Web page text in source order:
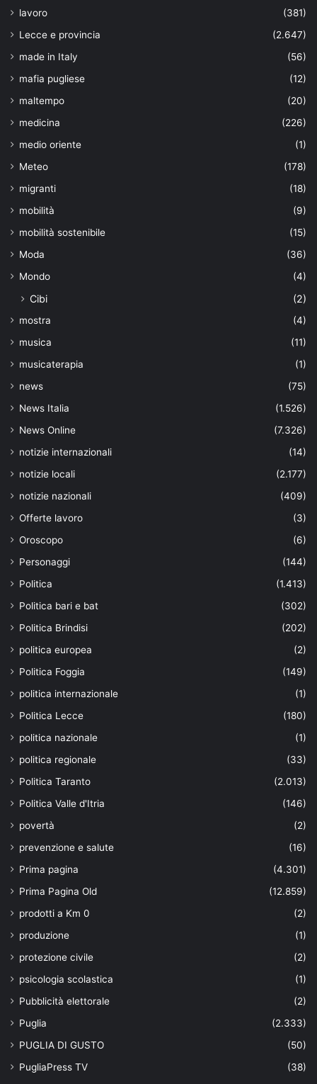
lavoro
(381)
Lecce e provincia
(2.647)
made in Italy
(56)
mafia pugliese
(12)
maltempo
(20)
medicina
(226)
medio oriente
(1)
Meteo
(178)
migranti
(18)
mobilità
(9)
mobilità sostenibile
(15)
Moda
(36)
Mondo
(4)
Cibi (2)
mostra
(4)
musica
(11)
musicaterapia
(1)
news
(75)
News Italia
(1.526)
News Online
(7.326)
notizie internazionali
(14)
notizie locali
(2.177)
notizie nazionali
(409)
Offerte lavoro
(3)
Oroscopo
(6)
Personaggi
(144)
Politica
(1.413)
Politica bari e bat
(302)
Politica Brindisi
(202)
politica europea
(2)
Politica Foggia
(149)
politica internazionale
(1)
Politica Lecce
(180)
politica nazionale
(1)
politica regionale
(33)
Politica Taranto
(2.013)
Politica Valle d'Itria
(146)
povertà
(2)
prevenzione e salute
(16)
Prima pagina
(4.301)
Prima Pagina Old
(12.859)
prodotti a Km 0
(2)
produzione
(1)
protezione civile
(2)
psicologia scolastica
(1)
Pubblicità elettorale
(2)
Puglia
(2.333)
PUGLIA DI GUSTO
(50)
PugliaPress TV
(38)